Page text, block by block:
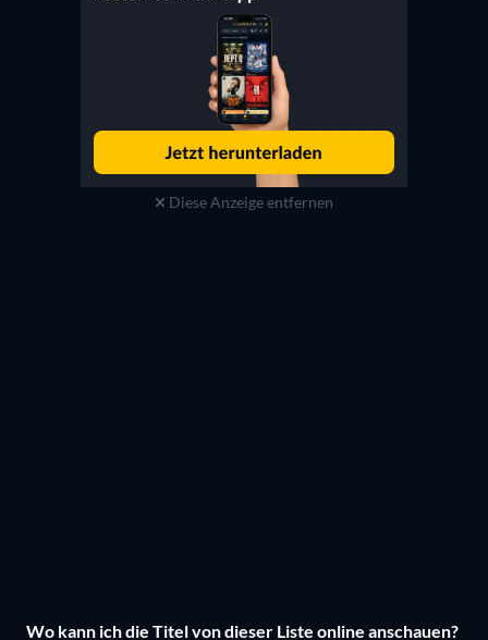
Diese Anzeige entfernen
Wo kann ich die Titel von dieser Liste online anschauen?